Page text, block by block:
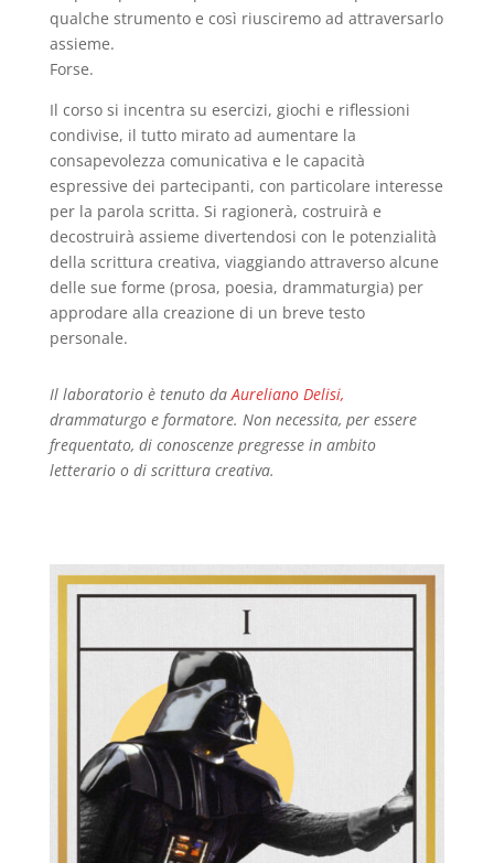
qualche strumento e così riusciremo ad attraversarlo
assieme.
Forse.
Il corso si incentra su esercizi, giochi e riflessioni
condivise, il tutto mirato ad aumentare la
consapevolezza comunicativa e le capacità
espressive dei partecipanti, con particolare interesse
per la parola scritta. Si ragionerà, costruirà e
decostruirà assieme divertendosi con le potenzialità
della scrittura creativa, viaggiando attraverso alcune
delle sue forme (prosa, poesia, drammaturgia) per
approdare alla creazione di un breve testo
personale.
Il laboratorio è tenuto da Aureliano Delisi,
drammaturgo e formatore. Non necessita, per essere
frequentato, di conoscenze pregresse in ambito
letterario o di scrittura creativa.